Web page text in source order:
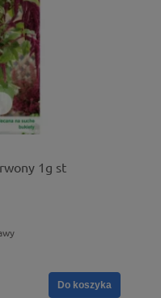
1g st
Do koszyka